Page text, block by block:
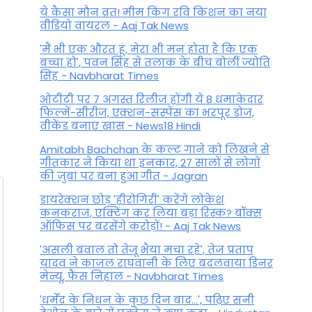
ये कैसा मौन व्रत! मीम किंग रवि किशन का नया
वीडियो वायरल - Aaj Tak News
'मैं भी एक औरत हूं, मेरा भी मन होता है कि एक
बच्चा हो', पवन सिंह से तलाक के बीच बोलीं ज्योति
सिंह - Navbharat Times
ओटीटी पर 7 अगस्त रिलीज होंगी ये 8 धमाकेदार
फिल्में-सीरीज, एक्शन-सस्पेंस का भरपूर डोज,
वीकेंड बनाएं खास - News18 Hindi
Amitabh Bachchan के कल्ट गाने को लिखने से
गीतकार ने किया था इनकार, 27 सालों से लोगों
की जुबां पर बना हुआ गीत - Jagran
डायरेक्शन छोड़ 'हीरोगिरी' करेंगे लोकेश
कनकराज, एक्टिंग कर लिया बड़ा रिस्क? बॉक्स
ऑफिस पर बरसेंगे करोड़ों! - Aaj Tak News
'असली बवाल तो तेजू भैया मचा रहे', तेज प्रताप
यादव ने काजल राघवानी के लिए बदलवाया डिनर
मेन्यू, फैंस न‍िहाल - Navbharat Times
'धर्मेंद्र के निधन के कुछ दिन बाद...', पढ़िए सनी